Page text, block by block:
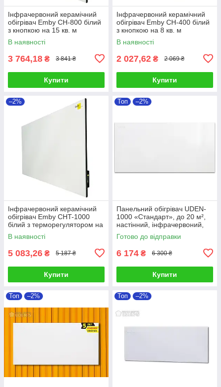
Інфрачервоний керамічний
обігрівач Emby CH-800 білий
з кнопкою на 15 кв. м
В наявності
3 764,18 ₴ 3 841 ₴
Купити
Інфрачервоний керамічний
обігрівач Emby CH-400 білий
з кнопкою на 8 кв. м
В наявності
2 027,62 ₴ 2 069 ₴
Купити
–2%
Інфрачервоний керамічний
обігрівач Emby CHT-1000
білий з терморегулятором на
20 кв. м
В наявності
5 083,26 ₴ 5 187 ₴
Купити
Топ –2%
Панельний обігрівач UDEN-
1000 «Стандарт», до 20 м²,
настінний, інфрачервоний,
без шнура
Готово до відправки
6 174 ₴ 6 300 ₴
Купити
Топ –2% Топ –2%